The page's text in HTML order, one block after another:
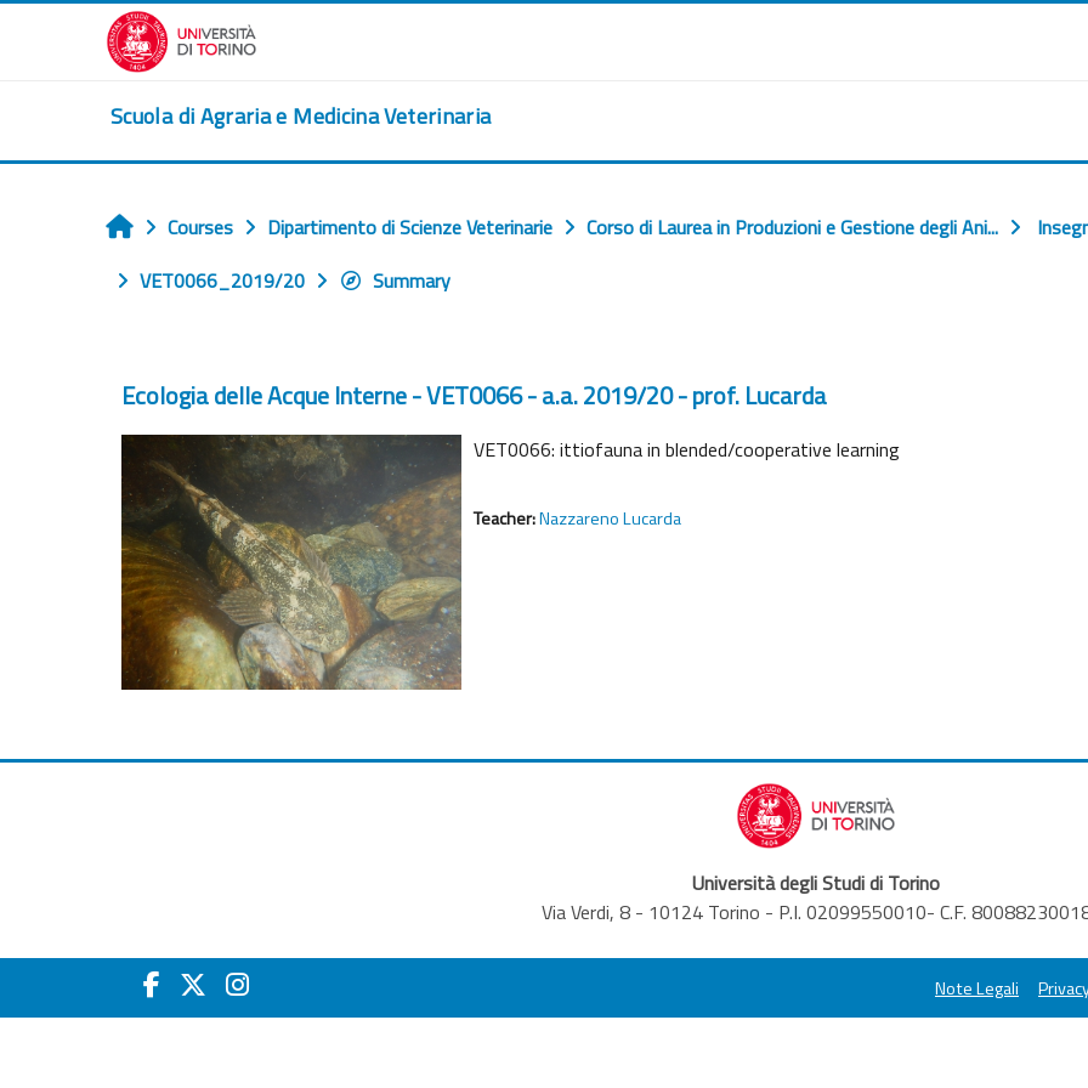
Skip to main content
Scuola di Agraria e Medicina Veterinaria
Home
Courses Dipartimento di Scienze Veterinarie Corso di Laurea in Produzioni e Gestione degli Ani...
VET0066_2019/20
Summary
Ecologia delle Acque Interne - VET0066 - a.a. 2019/20 - prof. Lucarda
VET0066: ittiofauna in blended/cooperative learning
Teacher:Nazzareno Lucarda
Università degli Studi di Torino
Via Verdi, 8 - 10124 Torino - P.I. 02099550010- C.F.
Note Legali